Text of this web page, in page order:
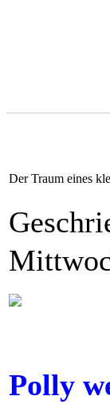
Der Traum eines
Polly